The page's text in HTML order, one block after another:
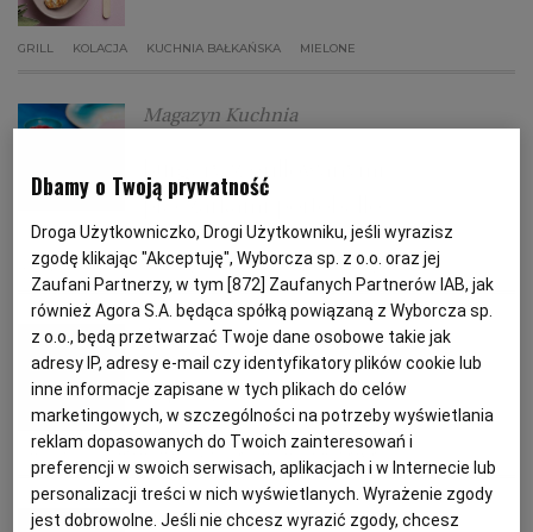
MAKARONY
DRÓB
MIĘSA
RYBY
PRZEKĄSKI
DOMOWE PRZETWORY
SOST, DIPY I INNE DODATKI
KUCHNIA GRECKA
KUCHNIA PORTUGALSKA
KUCHNIA FRANCUSKA
KUCHNIA AMERYKAŃSKA
KUCHNIA POLSKA
KUCHNIA MEKSYKAŃSKA
KUCHNIA INDYJSKA
WEGAN
BEZ GLUTENU
FELIETONY KULINARNE
KSIĄŻKI KULINARNE
SZEF KUCHNI
BIAŁYSTOK
BIELSKO-BIAŁA
BYDGOSZCZ
CZĘSTOCHOWA
ELBLĄG
GLIWICE
GORZÓW WIELKOPOLSKI
WYBORCZA.PL
MAGAZYNY
DUŻY FORMAT
WOLNA SOBOTA
ALE HISTORIA
WYBORCZA TV I VOD
TYLKO ZDROWIE
WYBORCZA CLASSIC
WYBORCZA.BIZ
WYSOKIE OBCASY
BIQDATA
JUTRONAUCI
GRILL KOLACJA KUCHNIA BAŁKAŃSKA MIELONE
Magazyn Kuchnia
Burgery z grillowanymi
pieczarkami portobello
BURGERY DANIA OBIADOWE KOLACJA KUCHNIE ŚWIATA
Magazyn Kuchnia
Szparagi w cieście filo
CIASTO FILO DANIA OBIADOWE KOLACJA PRZEKĄSKI
Paweł Zasławski
Dbamy o Twoją prywatność
Droga Użytkowniczko, Drogi Użytkowniku, jeśli wyrazisz
zgodę klikając "Akceptuję", Wyborcza sp. z o.o. oraz jej
Zaufani Partnerzy, w tym [872] Zaufanych Partnerów IAB, jak
również Agora S.A. będąca spółką powiązaną z Wyborcza sp.
z o.o., będą przetwarzać Twoje dane osobowe takie jak
adresy IP, adresy e-mail czy identyfikatory plików cookie lub
inne informacje zapisane w tych plikach do celów
marketingowych, w szczególności na potrzeby wyświetlania
reklam dopasowanych do Twoich zainteresowań i
preferencji w swoich serwisach, aplikacjach i w Internecie lub
personalizacji treści w nich wyświetlanych. Wyrażenie zgody
jest dobrowolne. Jeśli nie chcesz wyrazić zgody, chcesz